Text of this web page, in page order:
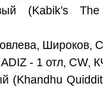
(Kabik's
Широков,
- 1 отл, CW,
(Khandhu